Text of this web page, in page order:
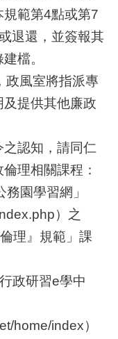
範第4點或第7
退還，並簽報其
檔。
政風室將指派專
提供其他廉政
認知，請同仁
理相關課程：
園學習網」
）之
理』規範」課
政研習e學中
home/index）